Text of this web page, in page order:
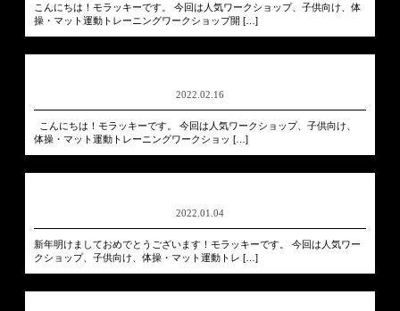
こんにちは！モラッキーです。 今回は人気ワークショップ、子供向け、体
操・マット運動トレーニングワークショップ開 […]
2022.02.16
こんにちは！モラッキーです。 今回は人気ワークショップ、子供向け、
体操・マット運動トレーニングワークショッ […]
2022.01.04
新年明けましておめでとうございます！モラッキーです。 今回は人気ワー
クショップ、子供向け、体操・マット運動トレ […]